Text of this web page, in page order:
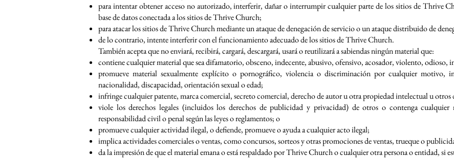
para intentar obtener acceso no autorizado, interferir, dañar o interrumpir cualquier parte de los sitios de Thrive
base de datos conectada a los sitios de Thrive Church;
para atacar los sitios de Thrive Church mediante un ataque de denegación de servicio o un ataque distribuido de
de lo contrario, intente interferir con el funcionamiento adecuado de los sitios de Thrive Church.
También acepta que no enviará, recibirá, cargará, descargará, usará o reutilizará a sabiendas ningún material que:
contiene cualquier material que sea difamatorio, obsceno, indecente, abusivo, ofensivo, acosador, violento, odioso,
promueve material sexualmente explícito o pornográfico, violencia o discriminación por cualquier motivo,
nacionalidad, discapacidad, orientación sexual o edad;
infringe cualquier patente, marca comercial, secreto comercial, derecho de autor u otra propiedad intelectual u otros
viole los derechos legales (incluidos los derechos de publicidad y privacidad) de otros o contenga
responsabilidad civil o penal según las leyes o reglamentos; o
promueve cualquier actividad ilegal, o defiende, promueve o ayuda a cualquier acto ilegal;
implica actividades comerciales o ventas, como concursos, sorteos y otras promociones de ventas, trueque o
da la impresión de que el material emana o está respaldado por Thrive Church o cualquier otra persona o entidad, si